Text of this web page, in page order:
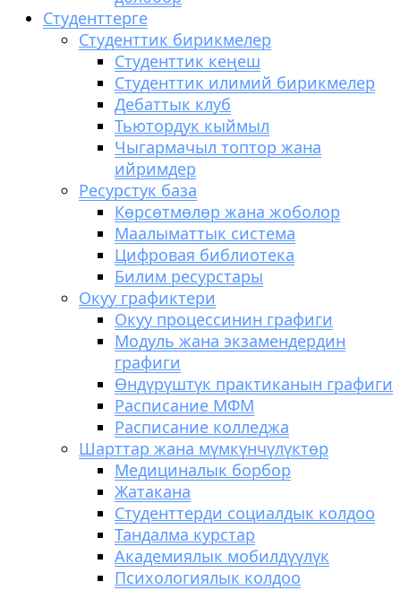
Студенттерге
Студенттик бирикмелер
Студенттик кеңеш
Студенттик илимий бирикмелер
Дебаттык клуб
Тьютордук кыймыл
Чыгармачыл топтор жана
ийримдер
Ресурстук база
Көрсөтмөлөр жана жоболор
Маалыматтык система
Цифровая библиотека
Билим ресурстары
Окуу графиктери
Окуу процессинин графиги
Модуль жана экзамендердин
графиги
Өндүрүштүк практиканын графиги
Расписание МФМ
Расписание колледжа
Шарттар жана мүмкүнчүлүктөр
Медициналык борбор
Жатакана
Студенттерди социалдык колдоо
Тандалма курстар
Академиялык мобилдүүлүк
Психологиялык колдоо